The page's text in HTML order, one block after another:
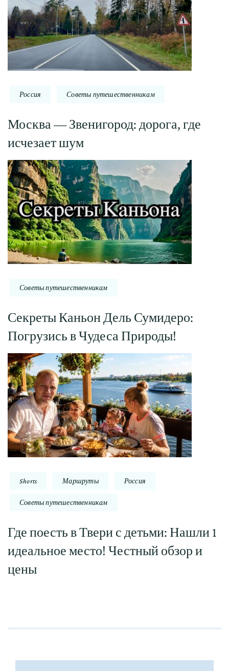
Россия Советы путешественникам
Москва — Звенигород: дорога, где
исчезает шум
Советы путешественникам
Секреты Каньон Дель Сумидеро:
Погрузись в Чудеса Природы!
Shorts Маршруты Россия
Советы путешественникам
Где поесть в Твери с детьми: Нашли 1
идеальное место! Честный обзор и
цены